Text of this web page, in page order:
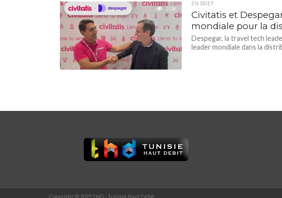
2.0K
EN BREF
Civitatis et
mondiale pour la
Despegar, la travel tech
leader mondiale dans la
Copyright © 2025 THD - Tunisie Haut Debit.